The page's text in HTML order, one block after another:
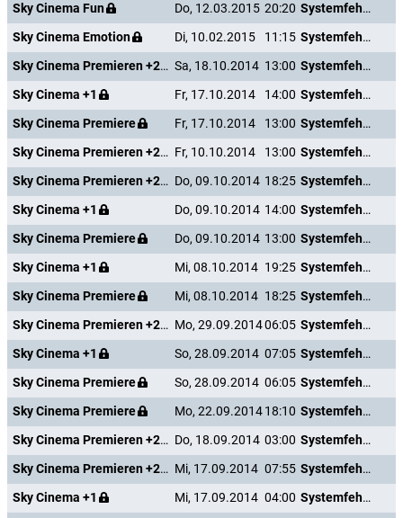
Sky Cinema Fun
Do, 12.03.2015 20:20
Systemfehler - Wenn Inge tanzt
Sky Cinema Emotion
Di, 10.02.2015 11:15
Systemfehler - Wenn Inge tanzt
Sky Cinema Premieren +24 Sa, 18.10.2014 13:00
Systemfehler - Wenn Inge tanzt
Sky Cinema +1
Fr, 17.10.2014 14:00
Systemfehler - Wenn Inge tanzt
Sky Cinema Premiere
Fr, 17.10.2014 13:00
Systemfehler - Wenn Inge tanzt
Sky Cinema Premieren +24 Fr, 10.10.2014 13:00
Systemfehler - Wenn Inge tanzt
Sky Cinema Premieren +24 Do, 09.10.2014 18:25
Systemfehler - Wenn Inge tanzt
Sky Cinema +1
Do, 09.10.2014 14:00
Systemfehler - Wenn Inge tanzt
Sky Cinema Premiere
Do, 09.10.2014 13:00
Systemfehler - Wenn Inge tanzt
Sky Cinema +1
Mi, 08.10.2014 19:25
Systemfehler - Wenn Inge tanzt
Sky Cinema Premiere
Mi, 08.10.2014 18:25
Systemfehler - Wenn Inge tanzt
Sky Cinema Premieren +24 Mo, 29.09.201406:05
Systemfehler - Wenn Inge tanzt
Sky Cinema +1
So, 28.09.2014 07:05
Systemfehler - Wenn Inge tanzt
Sky Cinema Premiere
So, 28.09.2014 06:05
Systemfehler - Wenn Inge tanzt
Sky Cinema Premiere
Mo, 22.09.201418:10
Systemfehler - Wenn Inge tanzt
Sky Cinema Premieren +24 Do, 18.09.2014 03:00
Systemfehler - Wenn Inge tanzt
Sky Cinema Premieren +24 Mi, 17.09.2014 07:55
Systemfehler - Wenn Inge tanzt
Sky Cinema +1
Mi, 17.09.2014 04:00
Systemfehler - Wenn Inge tanzt